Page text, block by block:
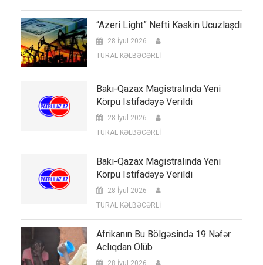
“Azeri Light” Nefti Kəskin Ucuzlaşdı
28 İyul 2026
TURAL KƏLBƏCƏRLİ
Bakı-Qazax Magistralında Yeni
Körpü Istifadəyə Verildi
28 İyul 2026
TURAL KƏLBƏCƏRLİ
Bakı-Qazax Magistralında Yeni
Körpü Istifadəyə Verildi
28 İyul 2026
TURAL KƏLBƏCƏRLİ
Afrikanın Bu Bölgəsində 19 Nəfər
Aclıqdan Ölüb